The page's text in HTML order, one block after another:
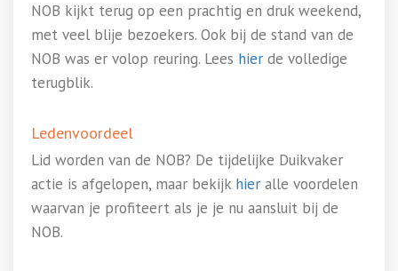
NOB kijkt terug op een prachtig en druk weekend,
met veel blije bezoekers. Ook bij de stand van de
NOB was er volop reuring. Lees hier de volledige
terugblik.
Ledenvoordeel
Lid worden van de NOB? De tijdelijke Duikvaker
actie is afgelopen, maar bekijk hier alle voordelen
waarvan je profiteert als je je nu aansluit bij de
NOB.